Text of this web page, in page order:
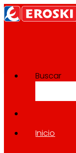
Buscar
Inicio
Sala de prensa
Volver a todas las